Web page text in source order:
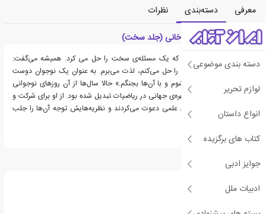
دسته بندی موضوعی
لوازم تحریر
انواع داستان
کتاب های برگزیده
جوایز ادبی
ادبیات ملل
معرفی دسته‌بندی
نظرات
معرفی کتاب مریم میرزاخانی (جلد سخت)
مریم عاشق لحظه‌ای بود که یک مسئله‌ی سخت را حل می کرد. همیشه می‌گفت:
«وقتی مسئله‌های مشکل را حل می‌کنم، لذت می‌برم. به عنوان یک نوجوان دوست
دارم با مشکلات روبه‌رو شوم و با آن‌ها بجنگم.» حالا سال‌ها از آن روزهای نوجوانی
می‌گذشت و او به یک چهره‌ی جهانی در ریاضیات تبدیل شده بود. از او برای شرکت و
سخنرانی در کنفرانس‌های علمی دعوت می‌کردند و نظریه‌هایش توجه آن‌ها را جلب
می‌کرد.
درباره محمود برآبادی